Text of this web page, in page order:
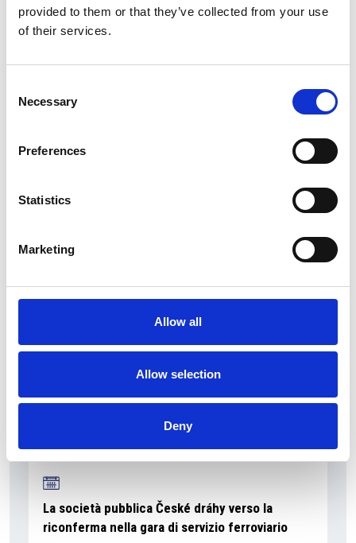
provided to them or that they’ve collected from your use
of their services.
Selection
Necessary
Preferences
Statistics
Marketing
Allow all
Allow selection
Deny
La società pubblica České dráhy verso la
riconferma nella gara di servizio ferroviario